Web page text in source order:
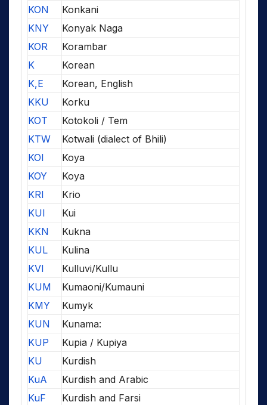
KON
Konkani
KNY
Konyak Naga
KOR
Korambar
K
Korean
K,E
Korean, English
KKU
Korku
KOT
Kotokoli / Tem
KTW
Kotwali (dialect of Bhili)
KOI
Koya
KOY
Koya
KRI
Krio
KUI
Kui
KKN
Kukna
KUL
Kulina
KVI
Kulluvi/Kullu
KUM
Kumaoni/Kumauni
KMY
Kumyk
KUN
Kunama:
KUP
Kupia / Kupiya
KU
Kurdish
KuA
Kurdish and Arabic
KuF
Kurdish and Farsi